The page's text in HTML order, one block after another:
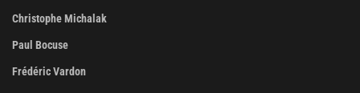
Christophe Michalak
Paul Bocuse
Frédéric Vardon